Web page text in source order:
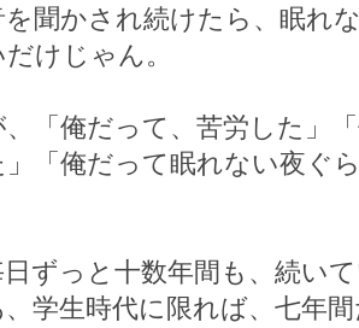
を聞かされ続けたら、眠れ
けじゃん。
「俺だって、苦労した」
」「俺だって眠れない夜ぐ
ずっと十数年間も、続い
学生時代に限れば、七年間